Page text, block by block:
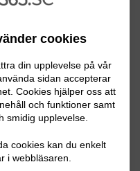
cookies
din upplevelse på vår
sidan accepterar
Cookies hjälper oss att
och funktioner samt
smidig upplevelse.
cookies kan du enkelt
i webbläsaren.
09:13